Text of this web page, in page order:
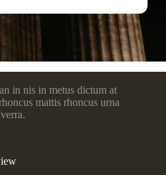
in nis in metus dictum at
mattis rhoncus urna